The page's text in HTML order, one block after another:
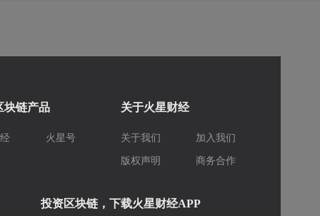
块链产品
火星号
关于火星财经
关于我们 加入我们
版权声明 商务合作
投资区块链，下载火星财经APP